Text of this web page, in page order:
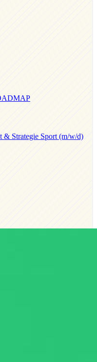
& Strategie Sport (m/w/d)